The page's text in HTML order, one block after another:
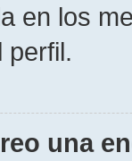
en los
perfil.
una